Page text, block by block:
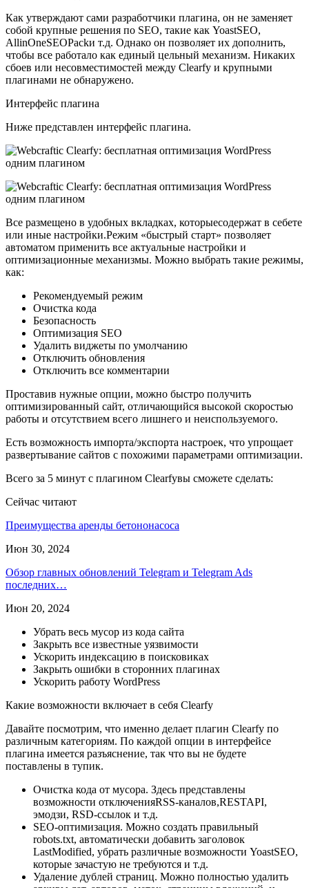
Как утверждают сами разработчики плагина, он не заменяет
собой крупные решения по SEO, такие как YoastSEO,
AllinOneSEOPackи т.д. Однако он позволяет их дополнить,
чтобы все работало как единый цельный механизм. Никаких
сбоев или несовместимостей между Clearfy и крупными
плагинами не обнаружено.
Интерфейс плагина
Ниже представлен интерфейс плагина.
Все размещено в удобных вкладках, которыесодержат в себете
или иные настройки.Режим «быстрый старт» позволяет
автоматом применить все актуальные настройки и
оптимизационные механизмы. Можно выбрать такие режимы,
как:
Рекомендуемый режим
Очистка кода
Безопасность
Оптимизация SEO
Удалить виджеты по умолчанию
Отключить обновления
Отключить все комментарии
Проставив нужные опции, можно быстро получить
оптимизированный сайт, отличающийся высокой скоростью
работы и отсутствием всего лишнего и неиспользуемого.
Есть возможность импорта/экспорта настроек, что упрощает
развертывание сайтов с похожими параметрами оптимизации.
Всего за 5 минут с плагином Clearfyвы сможете сделать:
Сейчас читают
Преимущества аренды бетононасоса
Июн 30, 2024
Обзор главных обновлений Telegram и Telegram Ads
последних…
Июн 20, 2024
Убрать весь мусор из кода сайта
Закрыть все известные уязвимости
Ускорить индексацию в поисковиках
Закрыть ошибки в сторонних плагинах
Ускорить работу WordPress
Какие возможности включает в себя Clearfy
Давайте посмотрим, что именно делает плагин Clearfy по
различным категориям. По каждой опции в интерфейсе
плагина имеется разъяснение, так что вы не будете
поставлены в тупик.
Очистка кода от мусора. Здесь представлены
возможности отключенияRSS-каналов,RESTAPI,
эмодзи, RSD-ссылок и т.д.
SEO-оптимизация. Можно создать правильный
robots.txt, автоматически добавить заголовок
LastModified, убрать различные возможности YoastSEO,
которые зачастую не требуются и т.д.
Удаление дублей страниц. Можно полностью удалить